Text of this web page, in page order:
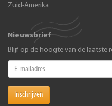
Zuid-Amerika
Nieuwsbrief
Blijf op de hoogte van de laatste
Inschrijven